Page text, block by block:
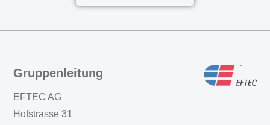
Gruppenleitung
EFTEC AG
Hofstrasse 31